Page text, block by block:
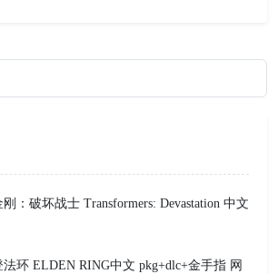
：破坏战士 Transformers: Devastation 中文
法环 ELDEN RING中文 pkg+dlc+金手指 网